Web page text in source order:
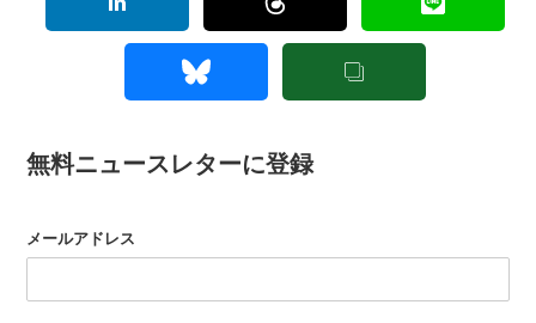
無料ニュースレターに登録
メールアドレス